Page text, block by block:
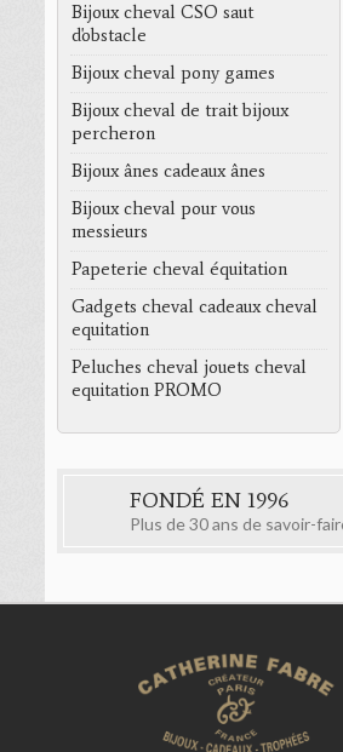
PROMOTION
statue THELWELL ne fais plus ça
20,00 €37,00 €
Bijoux cheval CSO saut
d'obstacle
Bijoux cheval pony games
Bijoux cheval de trait bijoux
percheron
Bijoux ânes cadeaux ânes
Bijoux cheval pour vous
messieurs
Papeterie cheval équitation
Gadgets cheval cadeaux cheval
equitation
Peluches cheval jouets cheval
equitation PROMO
FONDÉ EN 1996
Plus de 30 ans de savoir-